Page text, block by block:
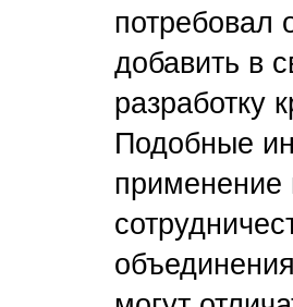
потребовал
добавить в
разработку
Подобные
применение